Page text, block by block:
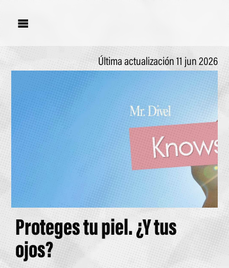

Última actualización 11 jun 2026
Proteges tu piel. ¿Y tus
ojos?